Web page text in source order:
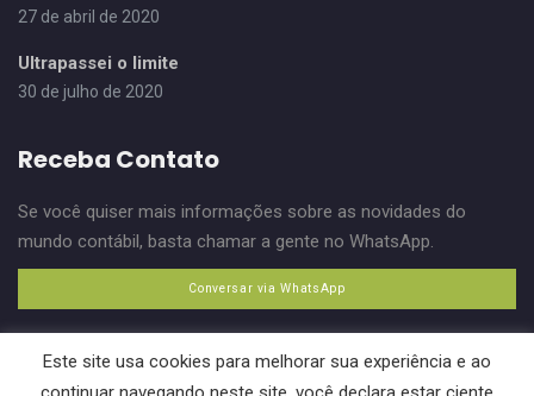
27 de abril de 2020
Ultrapassei o limite
30 de julho de 2020
Receba Contato
Se você quiser mais informações sobre as novidades do
mundo contábil, basta chamar a gente no WhatsApp.
Conversar via WhatsApp
Este site usa cookies para melhorar sua experiência e ao